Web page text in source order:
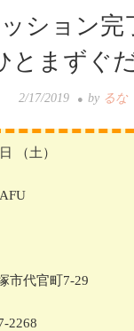
ション完
とまずぐ
2/17/2019 by るな
（土）
市代官町7-29
2268